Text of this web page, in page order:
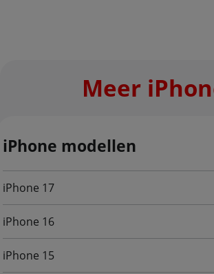
Meer
iPhone modellen
iPhone 17
iPhone 16
iPhone 15